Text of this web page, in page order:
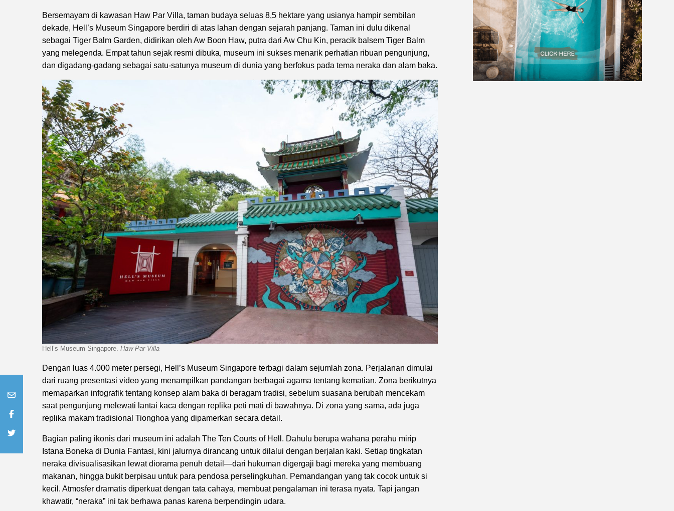
Bersemayam di kawasan Haw Par Villa, taman budaya seluas 8,5 hektare yang usianya hampir sembilan
dekade, Hell’s Museum Singapore berdiri di atas lahan dengan sejarah panjang. Taman ini dulu dikenal
sebagai Tiger Balm Garden, didirikan oleh Aw Boon Haw, putra dari Aw Chu Kin, peracik balsem Tiger Balm
yang melegenda. Empat tahun sejak resmi dibuka, museum ini sukses menarik perhatian ribuan pengunjung,
dan digadang-gadang sebagai satu-satunya museum di dunia yang berfokus pada tema neraka dan alam baka.
Hell’s Museum Singapore. Haw Par Villa
Dengan luas 4.000 meter persegi, Hell’s Museum Singapore terbagi dalam sejumlah zona. Perjalanan dimulai
dari ruang presentasi video yang menampilkan pandangan berbagai agama tentang kematian. Zona berikutnya
memaparkan infografik tentang konsep alam baka di beragam tradisi, sebelum suasana berubah mencekam
saat pengunjung melewati lantai kaca dengan replika peti mati di bawahnya. Di zona yang sama, ada juga
replika makam tradisional Tionghoa yang dipamerkan secara detail.
Bagian paling ikonis dari museum ini adalah The Ten Courts of Hell. Dahulu berupa wahana perahu mirip
Istana Boneka di Dunia Fantasi, kini jalurnya dirancang untuk dilalui dengan berjalan kaki. Setiap tingkatan
neraka divisualisasikan lewat diorama penuh detail—dari hukuman digergaji bagi mereka yang membuang
makanan, hingga bukit berpisau untuk para pendosa perselingkuhan. Pemandangan yang tak cocok untuk si
kecil. Atmosfer dramatis diperkuat dengan tata cahaya, membuat pengalaman ini terasa nyata. Tapi jangan
khawatir, “neraka” ini tak berhawa panas karena berpendingin udara.